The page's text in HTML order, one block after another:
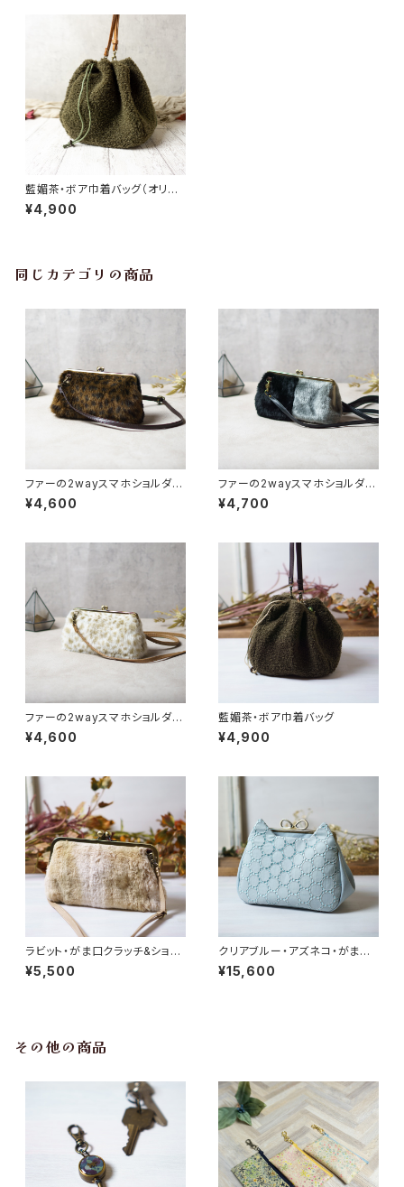
藍媚茶・ボア巾着バッグ（オリジ
ナル生地）
¥4,900
同じカテゴリの商品
ファーの2wayスマホショルダ
ー・茶ヒョウ×黒
¥4,600
ファーの2wayスマホショルダ
ー・グレー×黒
¥4,700
ファーの2wayスマホショルダ
ー・白ヒョウ
¥4,600
藍媚茶・ボア巾着バッグ
¥4,900
ラビット・がま口クラッチ&ショル
ダーバッグ
¥5,500
クリアブルー・アズネコ・がま口
ショルダーバッグ
¥15,600
その他の商品